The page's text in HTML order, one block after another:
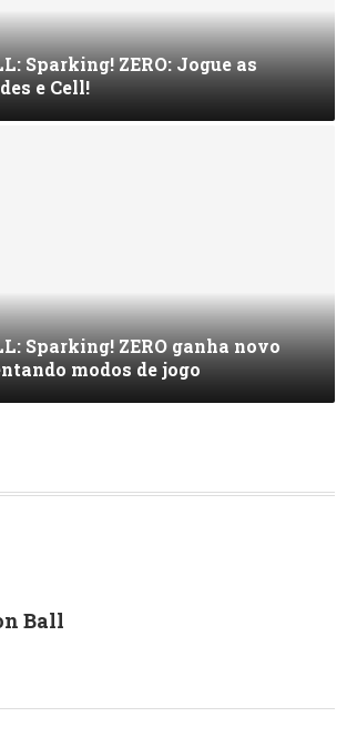
Sparking! ZERO: Jogue as
e Cell!
Sparking! ZERO ganha novo
modos de jogo
Ball